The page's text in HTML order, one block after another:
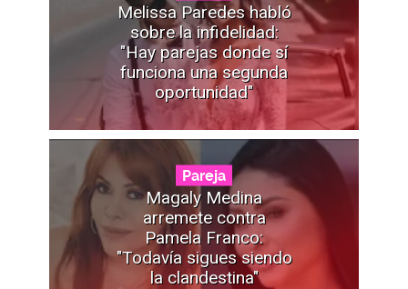
Melissa Paredes habló
sobre la infidelidad:
"Hay parejas donde sí
funciona una segunda
oportunidad"
Pareja
Magaly Medina
arremete contra
Pamela Franco:
"Todavía sigues siendo
la clandestina"